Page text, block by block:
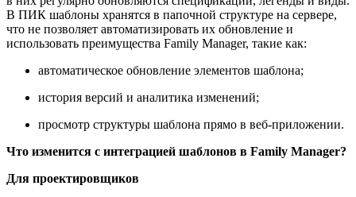
В ПИК шаблоны хранятся в папочной структуре на сервере,
что не позволяет автоматизировать их обновление и
использовать преимущества Family Manager, такие как:
автоматическое обновление элементов шаблона;
история версий и аналитика изменений;
просмотр структуры шаблона прямо в веб-приложении.
Что изменится с интеграцией шаблонов в Family Manager?
Для проектировщиков